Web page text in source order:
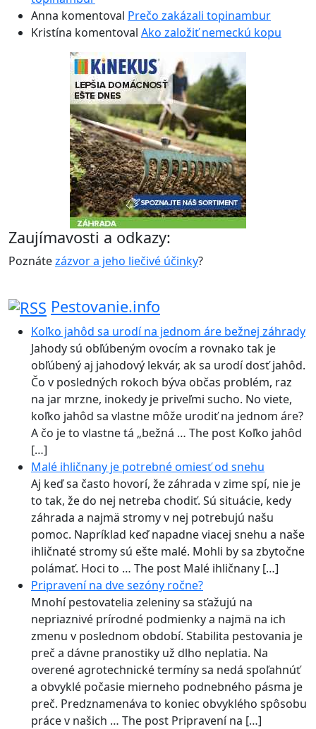
Anna komentoval Prečo zakázali topinambur
Kristína komentoval Ako založiť nemeckú kopu
Zaujímavosti a odkazy:
Poznátezázvor a jeho liečivé účinky?
Pestovanie.info
Koľko jahôd sa urodí na jednom áre bežnej záhrady
Jahody sú obľúbeným ovocím a rovnako tak je
obľúbený aj jahodový lekvár, ak sa urodí dosť jahôd.
Čo v posledných rokoch býva občas problém, raz
na jar mrzne, inokedy je priveľmi sucho. No viete,
koľko jahôd sa vlastne môže urodiť na jednom áre?
A čo je to vlastne tá „bežná … The post Koľko jahôd
[…]
Malé ihličnany je potrebné omiesť od snehu
Aj keď sa často hovorí, že záhrada v zime spí, nie je
to tak, že do nej netreba chodiť. Sú situácie, kedy
záhrada a najmä stromy v nej potrebujú našu
pomoc. Napríklad keď napadne viacej snehu a naše
ihličnaté stromy sú ešte malé. Mohli by sa zbytočne
polámať. Hoci to … The post Malé ihličnany […]
Pripravení na dve sezóny ročne?
Mnohí pestovatelia zeleniny sa sťažujú na
nepriaznivé prírodné podmienky a najmä na ich
zmenu v poslednom období. Stabilita pestovania je
preč a dávne pranostiky už dlho neplatia. Na
overené agrotechnické termíny sa nedá spoľahnúť
a obvyklé počasie mierneho podnebného pásma je
preč. Predznamenáva to koniec obvyklého spôsobu
práce v našich … The post Pripravení na […]